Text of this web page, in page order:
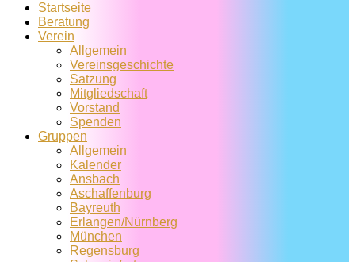
Startseite
Beratung
Verein
Allgemein
Vereins­geschichte
Satzung
Mitglied­schaft
Vorstand
Spenden
Gruppen
Allgemein
Kalender
Ansbach
Aschaffenburg
Bayreuth
Erlangen/Nürnberg
München
Regensburg